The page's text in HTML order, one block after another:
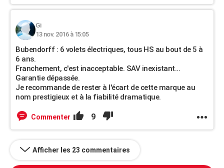
Gi
13 nov. 2016 à 15:05
Bubendorff : 6 volets électriques, tous HS au bout de 5 à
6 ans.
Franchement, c'est inacceptable. SAV inexistant...
Garantie dépassée.
Je recommande de rester à l'écart de cette marque au
nom prestigieux et à la fiabilité dramatique.
Commenter 9
Afficher les 23 commentaires